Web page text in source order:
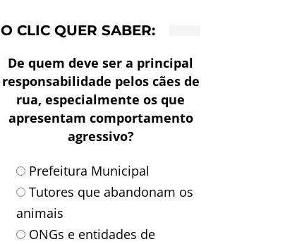
O CLIC QUER SABER:
De quem deve ser a principal
responsabilidade pelos cães de
rua, especialmente os que
apresentam comportamento
agressivo?
Prefeitura Municipal
Tutores que abandonam os
animais
ONGs e entidades de